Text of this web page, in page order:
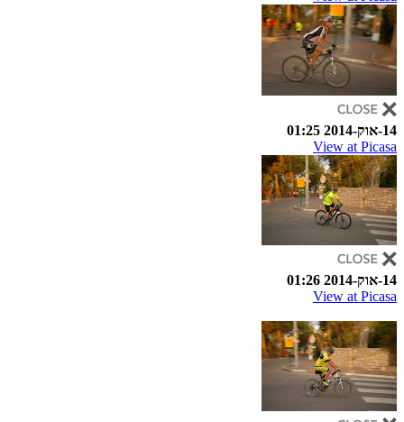
14-אוק-2014 01:25
View at Picasa
14-אוק-2014 01:26
View at Picasa